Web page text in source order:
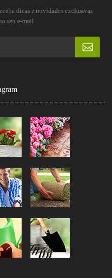
dicas e novidades exclusivas
seu e-mail